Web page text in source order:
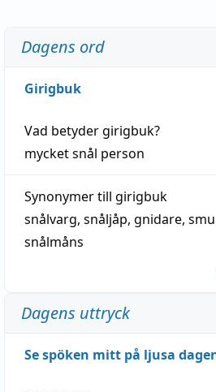
Dagens ord
Girigbuk
Vad betydergirigbuk?
mycketsnål person
Synonymer till girigbuk
snålvarg, snåljåp, gnidare,
snålmåns
Dagens uttryck
Se spöken mitt på ljusa